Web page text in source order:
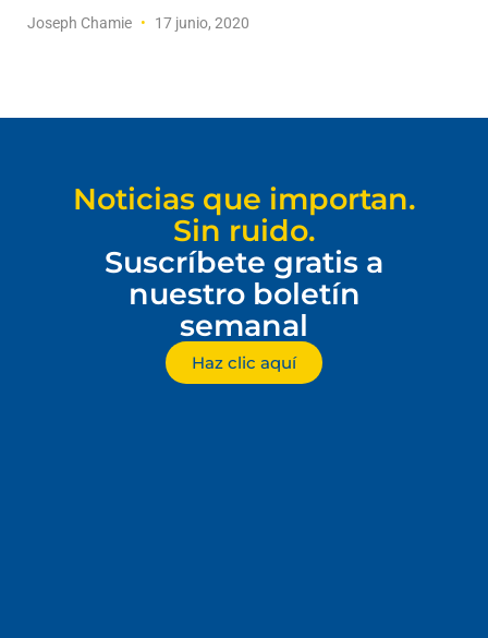
Joseph Chamie 17 junio, 2020
Noticias que importan.
Sin ruido.
Suscríbete gratis a
nuestro boletín
semanal
Haz clic aquí